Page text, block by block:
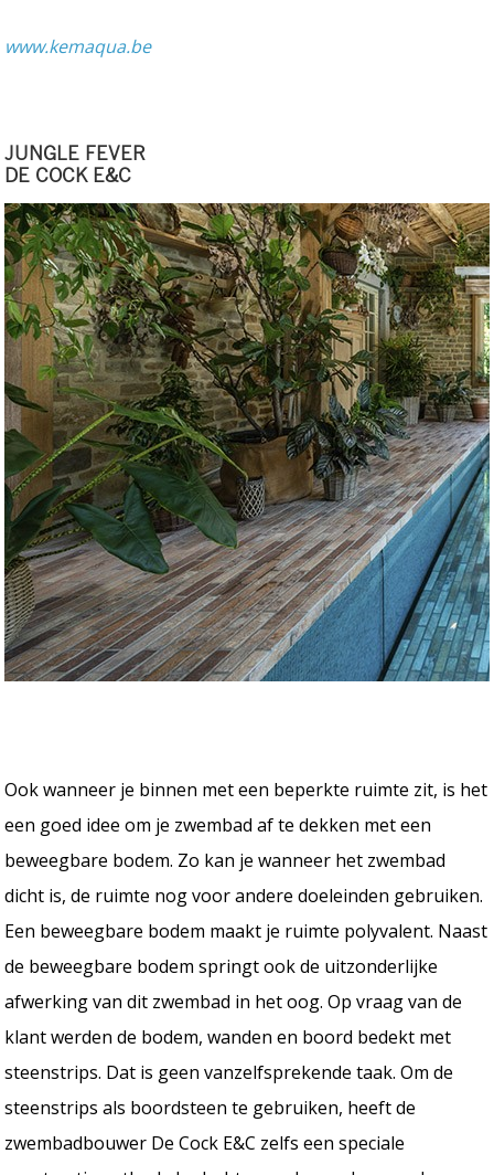
www.kemaqua.be
JUNGLE FEVER
DE COCK E&C
Ook wanneer je binnen met een beperkte ruimte zit, is het
een goed idee om je zwembad af te dekken met een
beweegbare bodem. Zo kan je wanneer het zwembad
dicht is, de ruimte nog voor andere doeleinden gebruiken.
Een beweegbare bodem maakt je ruimte polyvalent. Naast
de beweegbare bodem springt ook de uitzonderlijke
afwerking van dit zwembad in het oog. Op vraag van de
klant werden de bodem, wanden en boord bedekt met
steenstrips. Dat is geen vanzelfsprekende taak. Om de
steenstrips als boordsteen te gebruiken, heeft de
zwembadbouwer De Cock E&C zelfs een speciale